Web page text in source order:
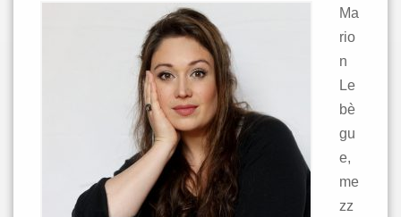
Ma
rio
n
Le
bè
gu
e,
me
zz